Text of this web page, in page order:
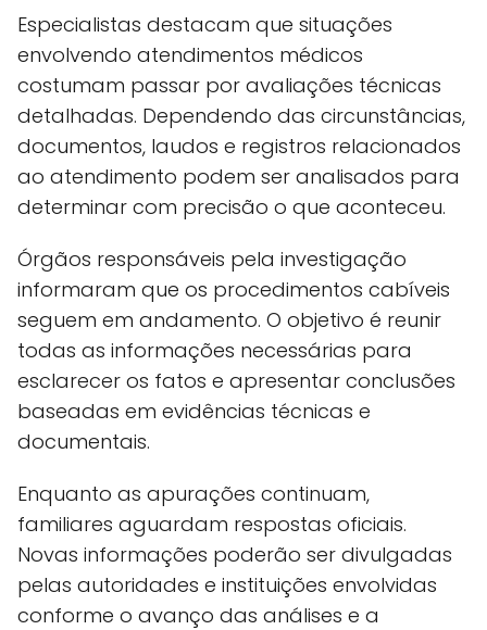
Especialistas destacam que situações
envolvendo atendimentos médicos
costumam passar por avaliações técnicas
detalhadas. Dependendo das circunstâncias,
documentos, laudos e registros relacionados
ao atendimento podem ser analisados para
determinar com precisão o que aconteceu.
Órgãos responsáveis pela investigação
informaram que os procedimentos cabíveis
seguem em andamento. O objetivo é reunir
todas as informações necessárias para
esclarecer os fatos e apresentar conclusões
baseadas em evidências técnicas e
documentais.
Enquanto as apurações continuam,
familiares aguardam respostas oficiais.
Novas informações poderão ser divulgadas
pelas autoridades e instituições envolvidas
conforme o avanço das análises e a